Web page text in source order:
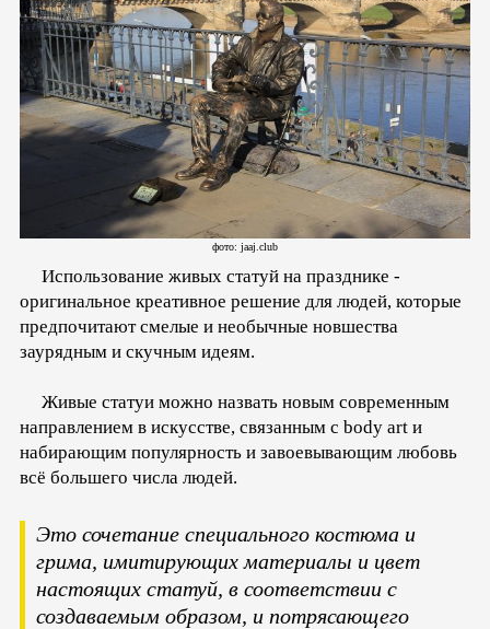
фото: jaaj.club
Использование живых статуй на празднике -
оригинальное креативное решение для людей, которые
предпочитают смелые и необычные новшества
заурядным и скучным идеям.
Живые статуи можно назвать новым современным
направлением в искусстве, связанным с body art и
набирающим популярность и завоевывающим любовь
всё большего числа людей.
Это сочетание специального костюма и
грима, имитирующих материалы и цвет
настоящих статуй, в соответствии с
создаваемым образом, и потрясающего